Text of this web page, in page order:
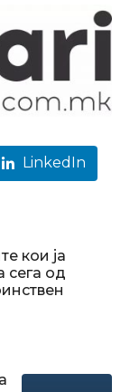
LinkedIn
кои ја
сега од